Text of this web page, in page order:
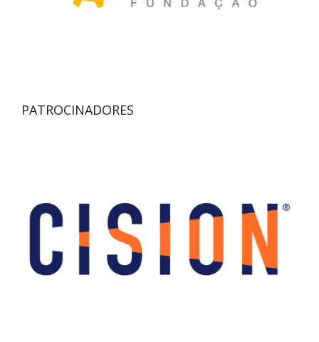
PATROCINADORES